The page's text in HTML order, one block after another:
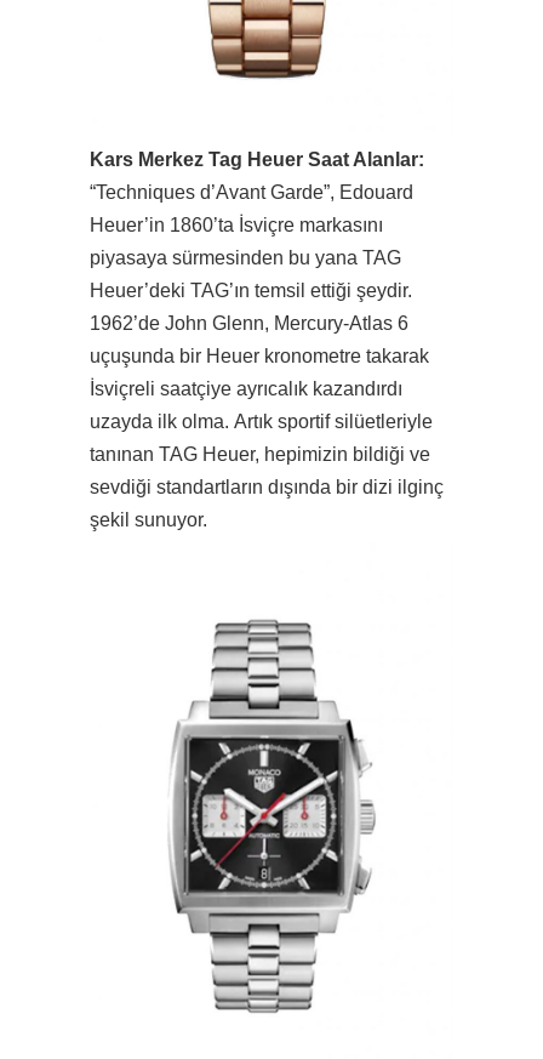
Kars Merkez Tag Heuer Saat Alanlar:
“Techniques d’Avant Garde”, Edouard
Heuer’in 1860’ta İsviçre markasını
piyasaya sürmesinden bu yana TAG
Heuer’deki TAG’ın temsil ettiği şeydir.
1962’de John Glenn, Mercury-Atlas 6
uçuşunda bir Heuer kronometre takarak
İsviçreli saatçiye ayrıcalık kazandırdı
uzayda ilk olma. Artık sportif silüetleriyle
tanınan TAG Heuer, hepimizin bildiği ve
sevdiği standartların dışında bir dizi ilginç
şekil sunuyor.